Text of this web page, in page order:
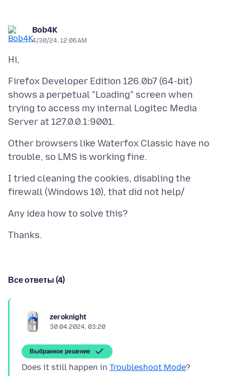
Bob4K
4/30/24, 12:06 AM
Firefox Developer Edition 126.0b7 (64-bit)
shows a perpetual "Loading" screen when
trying to access my internal Logitec Media
Other browsers like Waterfox Classic have no
I tried cleaning the cookies, disabling the
Все ответы (4)
zeroknight
30.04.2024, 03:20
Выбранное решение
Does it still happen in Troubleshoot Mode